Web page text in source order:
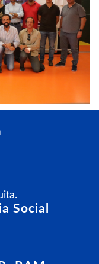
Social